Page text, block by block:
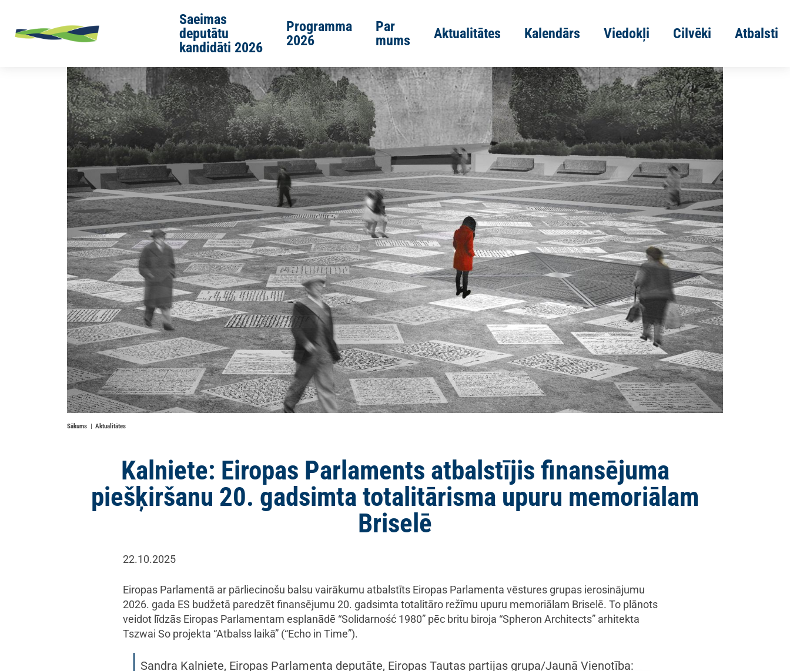
Saeimas
deputātu
kandidāti 2026
Programma
2026
Par
mums
Aktualitātes Kalendārs Viedokļi Cilvēki Atbalsti
Sākums Aktualitātes
Kalniete: Eiropas Parlaments atbalstījis finansējuma
piešķiršanu 20. gadsimta totalitārisma upuru memoriālam
Briselē
22.10.2025
Eiropas Parlamentā ar pārliecinošu balsu vairākumu atbalstīts Eiropas Parlamenta vēstures grupas ierosinājumu
2026. gada ES budžetā paredzēt finansējumu 20. gadsimta totalitāro režīmu upuru memoriālam Briselē. To plānots
veidot līdzās Eiropas Parlamentam esplanādē “Solidarność 1980” pēc britu biroja “Spheron Architects” arhitekta
Tszwai So projekta “Atbalss laikā” (“Echo in Time”).
Sandra Kalniete, Eiropas Parlamenta deputāte, Eiropas Tautas partijas grupa/Jaunā Vienotība: